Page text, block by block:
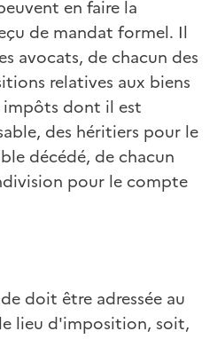
en faire la
de mandat formel. Il
avocats, de chacun des
relatives aux biens
impôts dont il est
des héritiers pour le
décédé, de chacun
pour le compte
doit être adressée au
lieu d'imposition, soit,